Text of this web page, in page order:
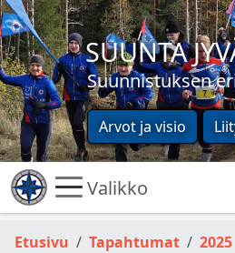
SUUNTA
Suunnistuksen
Arvot ja visio
Valikko
Etusivu Tapahtumat 2025